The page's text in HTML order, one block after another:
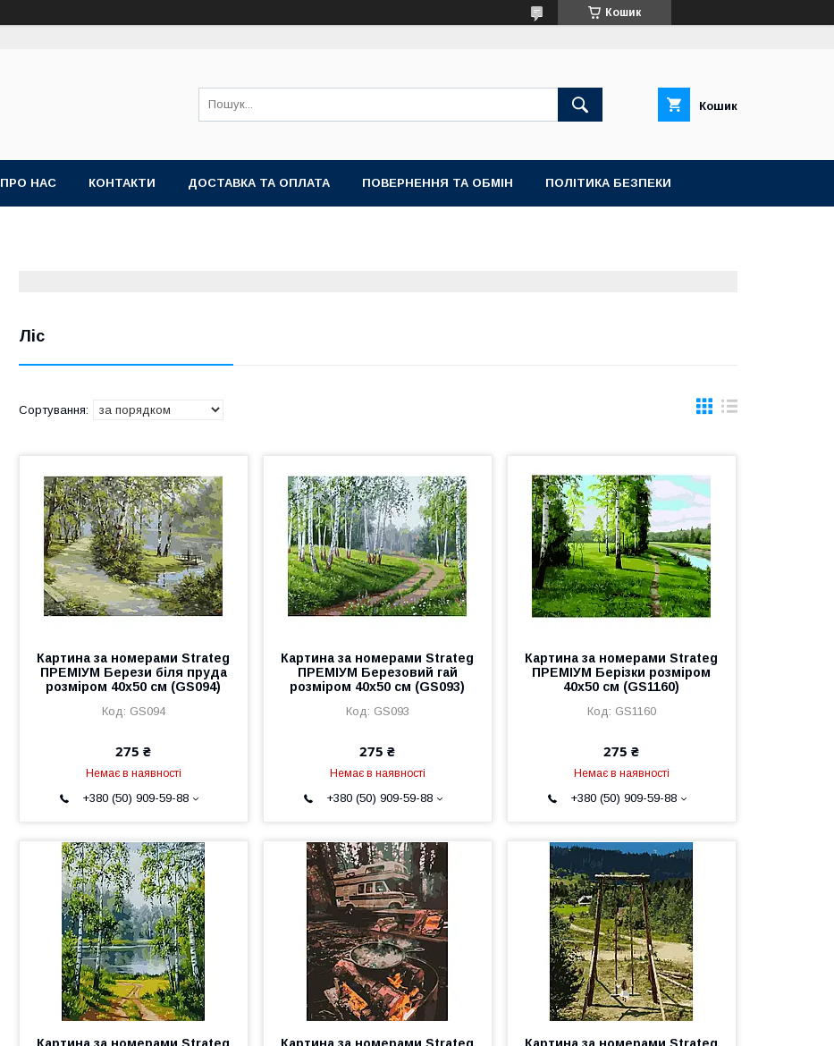
Кошик
Кошик
ПРО НАС КОНТАКТИ ДОСТАВКА ТА ОПЛАТА ПОВЕРНЕННЯ ТА ОБМІН ПОЛІТИКА БЕЗПЕКИ
Ліс
Картина за номерами Strateg
ПРЕМІУМ Берези біля пруда
розміром 40х50 см (GS094)
GS094
275 ₴
Немає в наявності
+380 (50) 909-59-88
Картина за номерами Strateg
ПРЕМІУМ Березовий гай
розміром 40х50 см (GS093)
GS093
275 ₴
Немає в наявності
+380 (50) 909-59-88
Картина за номерами Strateg
ПРЕМІУМ Берізки розміром
40х50 см (GS1160)
GS1160
275 ₴
Немає в наявності
+380 (50) 909-59-88